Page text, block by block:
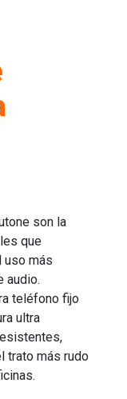
son la
que
uso más
audio.
teléfono fijo
ultra
trato más rudo